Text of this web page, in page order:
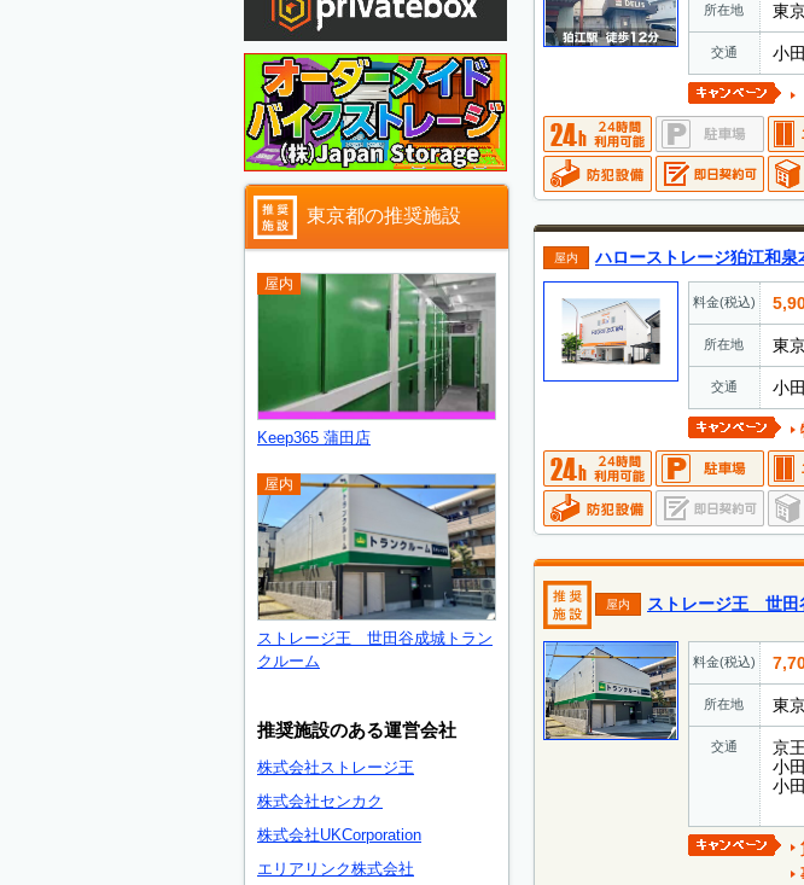
所在地 東
交通 小
屋内 ハローストレージ狛江和泉
料金(税込)
所在地 東
交通 小
屋内 ストレージ王 世田
料金(税込)
所在地 東
交通
京
小
小
東京都の推奨施設
屋内
Keep365 蒲田店
屋内
ストレージ王 世田谷成城トラン
クルーム
推奨施設のある運営会社
株式会社ストレージ王
株式会社センカク
株式会社UKCorporation
エリアリンク株式会社